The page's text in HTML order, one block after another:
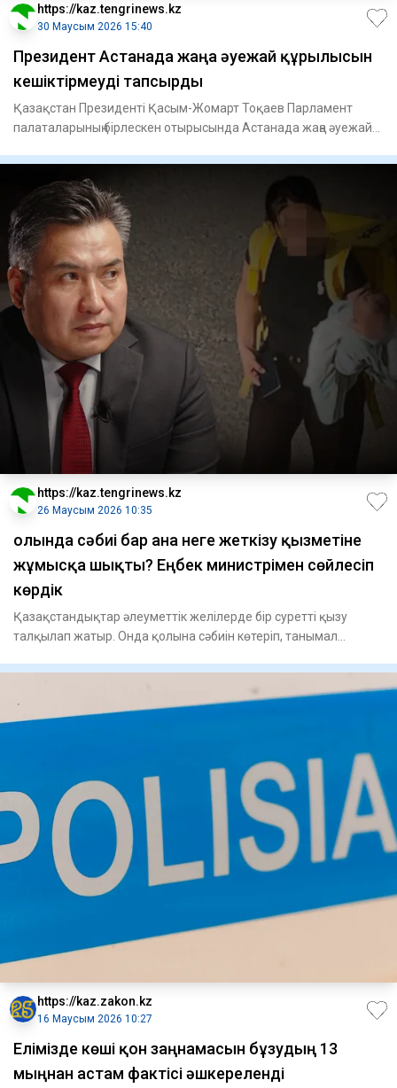
https://kaz.tengrinews.kz
30 Маусым 2026 15:40
Президент Астанада жаңа әуежай құрылысын
кешіктірмеуді тапсырды
Қазақстан Президенті Қасым-Жомарт Тоқаев Парламент
палаталарының бірлескен отырысында Астанада жаңа әуежай
https://kaz.tengrinews.kz
26 Маусым 2026 10:35
Қолында сәбиі бар ана неге жеткізу қызметіне
жұмысқа шықты? Еңбек министрімен сөйлесіп
көрдік
Қазақстандықтар әлеуметтік желілерде бір суретті қызу
талқылап жатыр. Онда қолына сәбиін көтеріп, танымал
https://kaz.zakon.kz
16 Маусым 2026 10:27
Елімізде көші қон заңнамасын бұзудың 13
мыңнан астам фактісі әшкереленді